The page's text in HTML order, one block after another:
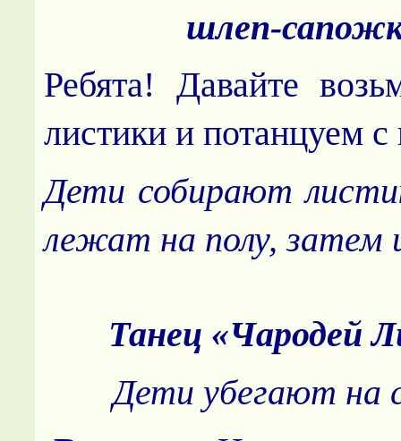
шлеп-
Ребята! Давайте
листики и потанцуем
Дети собирают
лежат на полу, затем
Танец «Чародей
Дети убегают на